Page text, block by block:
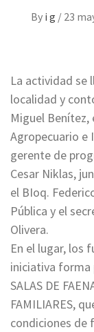
By i g / 23
La actividad se
localidad y
Miguel
Agropecuario e
gerente de
Cesar Niklas,
el BIoq.
Pública y el
Olivera.
En el lugar, los
iniciativa forma
SALAS DE
FAMILIARES,
condiciones de